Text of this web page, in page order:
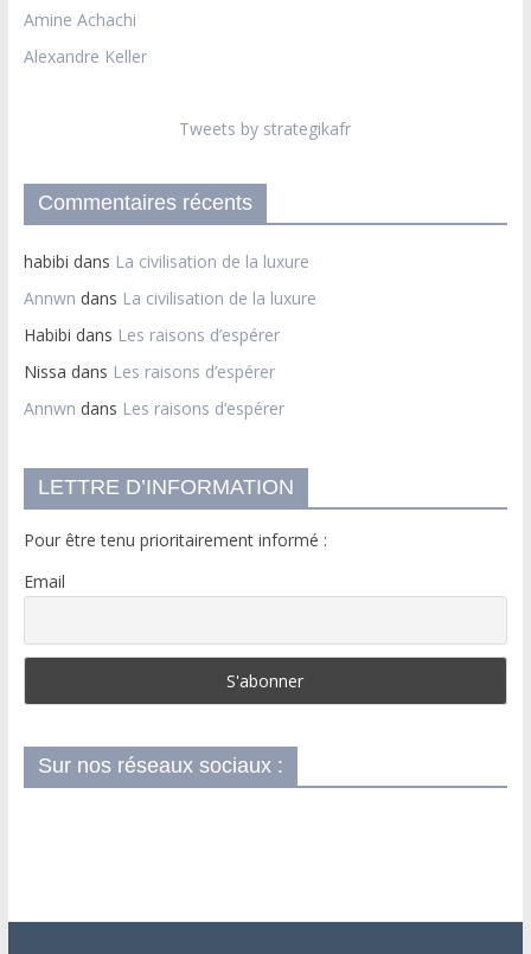
Amine Achachi
Alexandre Keller
Tweets by strategikafr
Commentaires récents
habibi dans La civilisation de la luxure
Annwn dans La civilisation de la luxure
Habibi dans Les raisons d’espérer
Nissa dans Les raisons d’espérer
Annwn dans Les raisons d’espérer
LETTRE D’INFORMATION
Pour être tenu prioritairement informé :
Email
Sur nos réseaux sociaux :